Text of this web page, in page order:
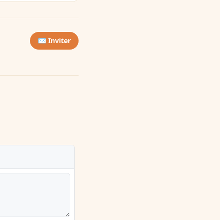
✉️ Inviter